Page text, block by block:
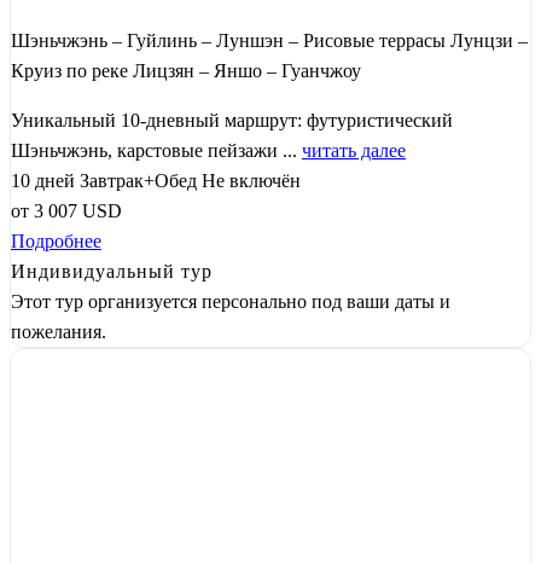
Шэньчжэнь – Гуйлинь – Луншэн – Рисовые террасы Лунцзи –
Круиз по реке Лицзян – Яншо – Гуанчжоу
Уникальный 10-дневный маршрут: футуристический
Шэньчжэнь, карстовые пейзажи ... читать далее
10 дней Завтрак+Обед Не включён
от 3 007 USD
Подробнее
Индивидуальный тур
Этот тур организуется персонально под ваши даты и
пожелания.